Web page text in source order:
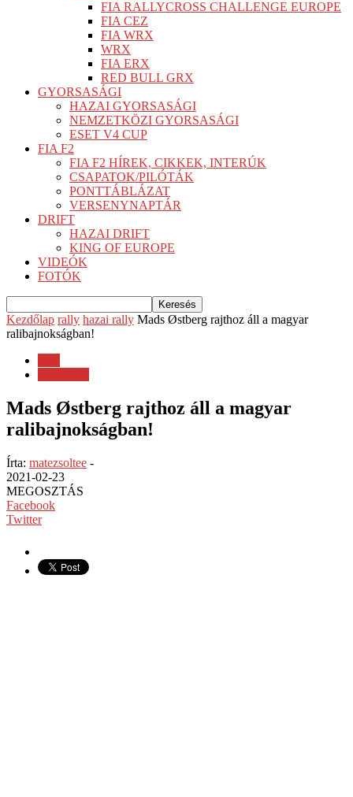
FIA RALLYCROSS CHALLENGE EUROPE
FIA CEZ
FIA WRX
WRX
FIA ERX
RED BULL GRX
GYORSASÁGI
HAZAI GYORSASÁGI
NEMZETKÖZI GYORSASÁGI
ESET V4 CUP
FIA F2
FIA F2 HÍREK, CIKKEK, INTERÚK
CSAPATOK/PILÓTÁK
PONTTÁBLÁZAT
VERSENYNAPTÁR
DRIFT
HAZAI DRIFT
KING OF EUROPE
VIDEÓK
FOTÓK
Kezdőlap rally hazai rally Mads Østberg rajthoz áll a magyar
ralibajnokságban!
Mads Østberg rajthoz áll a magyar
ralibajnokságban!
Írta: matezsoltee -
2021-02-23
MEGOSZTÁS
Facebook
Twitter